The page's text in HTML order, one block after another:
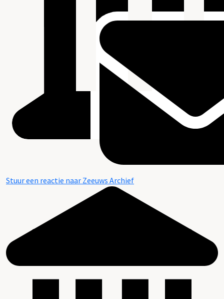
Stuur een reactie naar Zeeuws Archief